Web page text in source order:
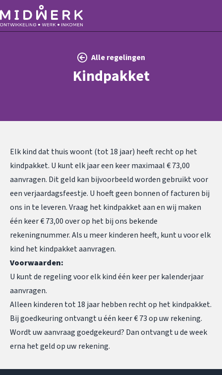
Alle regelingen
Kindpakket
Elk kind dat thuis woont (tot 18 jaar) heeft recht op het
kindpakket. U kunt elk jaar een keer maximaal € 73,00
aanvragen. Dit geld kan bijvoorbeeld worden gebruikt voor
een verjaardagsfeestje. U hoeft geen bonnen of facturen bij
ons in te leveren. Vraag het kindpakket aan en wij maken
één keer € 73,00 over op het bij ons bekende
rekeningnummer. Als u meer kinderen heeft, kunt u voor elk
kind het kindpakket aanvragen.
Voorwaarden:
U kunt de regeling voor elk kind één keer per kalenderjaar
aanvragen.
Alleen kinderen tot 18 jaar hebben recht op het kindpakket.
Bij goedkeuring ontvangt u één keer € 73 op uw rekening.
Wordt uw aanvraag goedgekeurd? Dan ontvangt u de week
erna het geld op uw rekening.